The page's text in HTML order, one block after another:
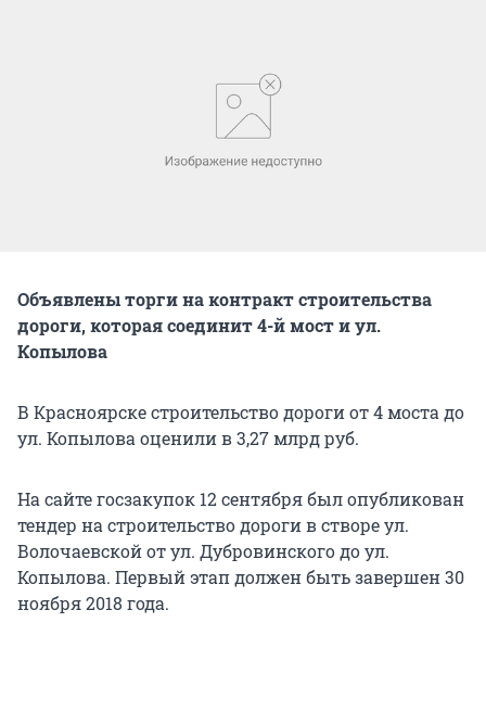
Объявлены торги на контракт строительства
дороги, которая соединит 4-й мост и ул.
Копылова
В Красноярске строительство дороги от 4 моста до
ул. Копылова оценили в 3,27 млрд руб.
На сайте госзакупок 12 сентября был опубликован
тендер на строительство дороги в створе ул.
Волочаевской от ул. Дубровинского до ул.
Копылова. Первый этап должен быть завершен 30
ноября 2018 года.